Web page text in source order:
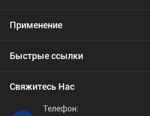
Применение
Быстрые ссылки
Свяжитесь Нас
Телефон: